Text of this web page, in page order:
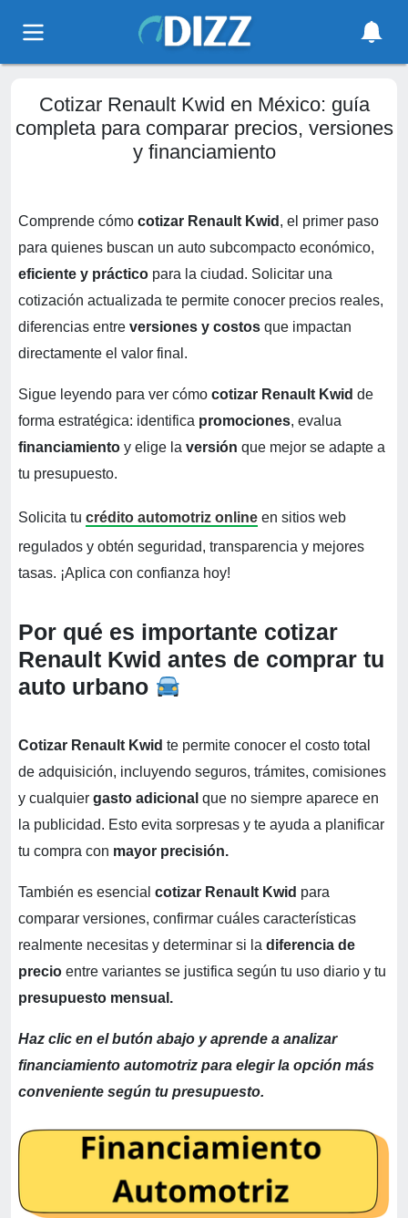
Cotizar Renault Kwid en México: guía
completa para comparar precios, versiones
y financiamiento
Comprende cómo cotizar Renault Kwid , el primer paso
para quienes buscan un auto subcompacto económico,
eficiente y práctico para la ciudad. Solicitar una
cotización actualizada te permite conocer precios reales,
diferencias entre versiones y costos que impactan
directamente el valor final.
Sigue leyendo para ver cómo cotizar Renault Kwid de
forma estratégica: identifica promociones, evalua
financiamiento y elige la versión que mejor se adapte a
tu presupuesto.
Solicita tu crédito automotriz online en sitios web
regulados y obtén seguridad, transparencia y mejores
tasas. ¡Aplica con confianza hoy!
Por qué es importante cotizar
Renault Kwid antes de comprar tu
auto urbano
Cotizar Renault Kwid te permite conocer el costo total
de adquisición, incluyendo seguros, trámites, comisiones
y cualquier gasto adicional que no siempre aparece en
la publicidad. Esto evita sorpresas y te ayuda a planificar
tu compra con mayor precisión.
También es esencial cotizar Renault Kwid para
comparar versiones, confirmar cuáles características
realmente necesitas y determinar si la diferencia de
precio entre variantes se justifica según tu uso diario y tu
presupuesto mensual.
Haz clic en el butón abajo y aprende a analizar
financiamiento automotriz para elegir la opción más
conveniente según tu presupuesto.